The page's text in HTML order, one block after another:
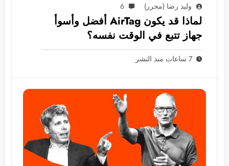
وليد رضا (محرر) 6
لماذا قد يكون AirTag أفضل وأسوأ
جهاز تتبع في الوقت نفسه؟
7 ساعات منذ النشر